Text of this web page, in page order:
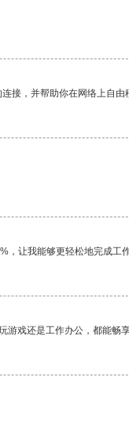
接，并帮助你在网络上自由
让我能够更轻松地完成工作
戏还是工作办公，都能